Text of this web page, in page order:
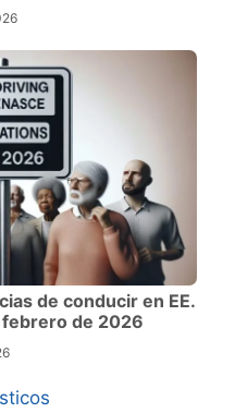
de conducir en EE.
febrero de 2026